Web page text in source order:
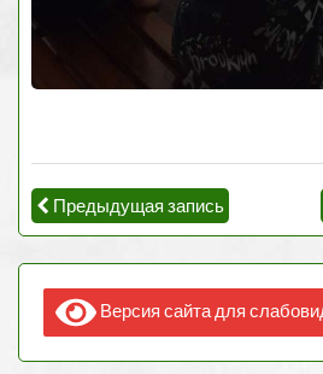
Предыдущая запись
Версия сайта для